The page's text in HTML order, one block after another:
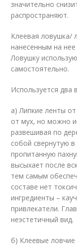
значительно
распространяют.
Клеевая ловушка/
нанесенным на
Ловушку
самостоятельно.
Используется два
а) Липкие ленты
от мух, но можно
развешивая по
собой свернутую
пропитанную
высыхает после
тем самым
составе нет
ингредиенты –
привлекатели.
неэстетичный вид.
б) Клеевые ловчие